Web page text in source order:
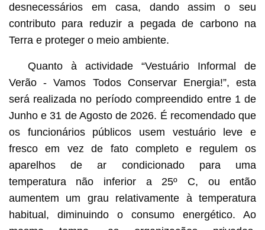
desnecessários em casa, dando assim o seu
contributo para reduzir a pegada de carbono na
Terra e proteger o meio ambiente.
Quanto à actividade “Vestuário Informal de
Verão - Vamos Todos Conservar Energia!”, esta
será realizada no período compreendido entre 1 de
Junho e 31 de Agosto de 2026. É recomendado que
os funcionários públicos usem vestuário leve e
fresco em vez de fato completo e regulem os
aparelhos de ar condicionado para uma
temperatura não inferior a 25º C, ou então
aumentem um grau relativamente à temperatura
habitual, diminuindo o consumo energético. Ao